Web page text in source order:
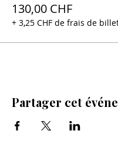
130,00 CHF
+ 3,25 CHF de frais de
Partager cet